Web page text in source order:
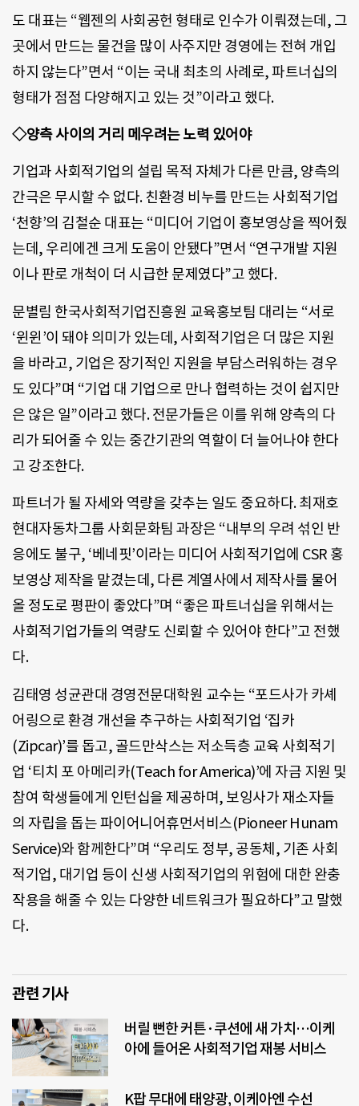
도 대표는 “웹젠의 사회공헌 형태로 인수가 이뤄졌는데, 그
곳에서 만드는 물건을 많이 사주지만 경영에는 전혀 개입
하지 않는다”면서 “이는 국내 최초의 사례로, 파트너십의
형태가 점점 다양해지고 있는 것”이라고 했다.
◇양측 사이의 거리 메우려는 노력 있어야
기업과 사회적기업의 설립 목적 자체가 다른 만큼, 양측의
간극은 무시할 수 없다. 친환경 비누를 만드는 사회적기업
‘천향’의 김철순 대표는 “미디어 기업이 홍보영상을 찍어줬
는데, 우리에겐 크게 도움이 안됐다”면서 “연구개발 지원
이나 판로 개척이 더 시급한 문제였다”고 했다.
문별림 한국사회적기업진흥원 교육홍보팀 대리는 “서로
‘윈윈’이 돼야 의미가 있는데, 사회적기업은 더 많은 지원
을 바라고, 기업은 장기적인 지원을 부담스러워하는 경우
도 있다”며 “기업 대 기업으로 만나 협력하는 것이 쉽지만
은 않은 일”이라고 했다. 전문가들은 이를 위해 양측의 다
리가 되어줄 수 있는 중간기관의 역할이 더 늘어나야 한다
고 강조한다.
파트너가 될 자세와 역량을 갖추는 일도 중요하다. 최재호
현대자동차그룹 사회문화팀 과장은 “내부의 우려 섞인 반
응에도 불구, ‘베네핏’이라는 미디어 사회적기업에 CSR 홍
보영상 제작을 맡겼는데, 다른 계열사에서 제작사를 물어
올 정도로 평판이 좋았다”며 “좋은 파트너십을 위해서는
사회적기업가들의 역량도 신뢰할 수 있어야 한다”고 전했
다.
김태영 성균관대 경영전문대학원 교수는 “포드사가 카셰
어링으로 환경 개선을 추구하는 사회적기업 ‘집카
(Zipcar)’를 돕고, 골드만삭스는 저소득층 교육 사회적기
업 ‘티치 포 아메리카(Teach for America)’에 자금 지원 및
참여 학생들에게 인턴십을 제공하며, 보잉사가 재소자들
의 자립을 돕는 파이어니어휴먼서비스(Pioneer Hunam
Service)와 함께한다”며 “우리도 정부, 공동체, 기존 사회
적기업, 대기업 등이 신생 사회적기업의 위험에 대한 완충
작용을 해줄 수 있는 다양한 네트워크가 필요하다”고 말했
다.
관련 기사
버릴 뻔한 커튼·쿠션에 새 가치…이케
아에 들어온 사회적기업 재봉 서비스
K팝 무대에 태양광, 이케아엔 수선